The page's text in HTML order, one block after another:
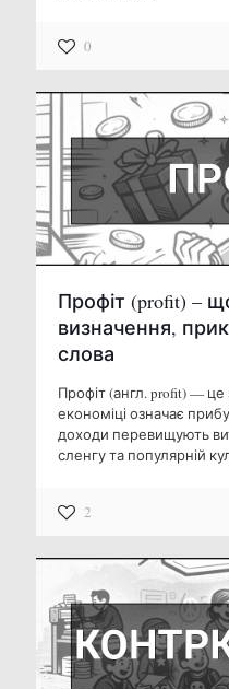
0
Профіт (profit) –
визначення,
слова
Профіт (англ. profit) —
економіці означає
доходи перевищують
сленгу та популярній
2